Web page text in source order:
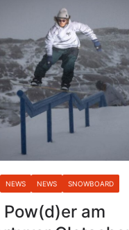
NEWS NEWS SNOWBOARD
Pow(d)er am